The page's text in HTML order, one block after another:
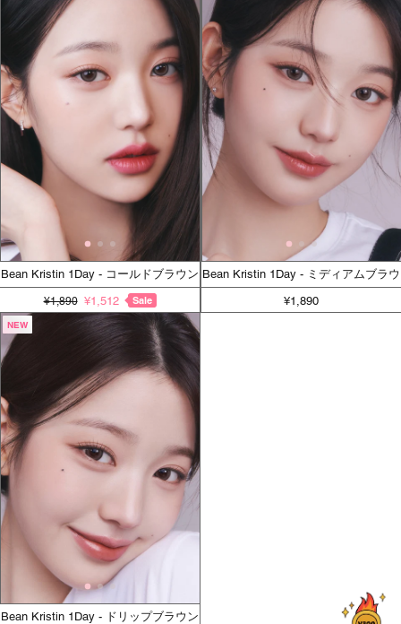
Bean Kristin 1Day - コールドブラウン
¥1,890 ¥1,512 Sale
Bean Kristin 1Day - ミディアムブラウ
ン
¥1,890
NEW
Bean Kristin 1Day - ドリップブラウン